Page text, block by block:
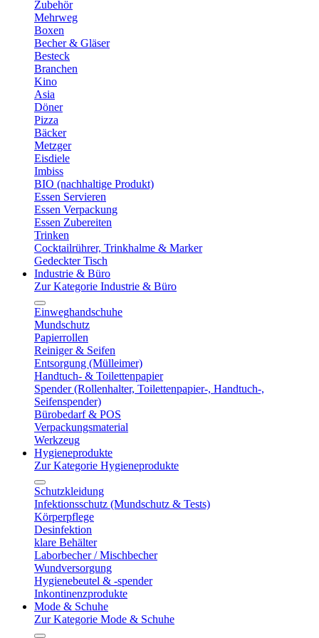
Zubehör
Mehrweg
Boxen
Becher & Gläser
Besteck
Branchen
Kino
Asia
Döner
Pizza
Bäcker
Metzger
Eisdiele
Imbiss
BIO (nachhaltige Produkt)
Essen Servieren
Essen Verpackung
Essen Zubereiten
Trinken
Cocktailrührer, Trinkhalme & Marker
Gedeckter Tisch
Industrie & Büro
Zur Kategorie Industrie & Büro
Einweghandschuhe
Mundschutz
Papierrollen
Reiniger & Seifen
Entsorgung (Mülleimer)
Handtuch- & Toilettenpapier
Spender (Rollenhalter, Toilettenpapier-, Handtuch-,
Seifenspender)
Bürobedarf & POS
Verpackungsmaterial
Werkzeug
Hygieneprodukte
Zur Kategorie Hygieneprodukte
Schutzkleidung
Infektionsschutz (Mundschutz & Tests)
Körperpflege
Desinfektion
klare Behälter
Laborbecher / Mischbecher
Wundversorgung
Hygienebeutel & -spender
Inkontinenzprodukte
Mode & Schuhe
Zur Kategorie Mode & Schuhe